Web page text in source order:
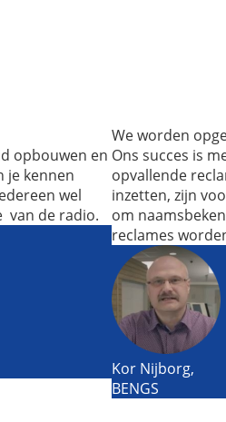
opbouwen en
je kennen
wel
van de radio.
We worden
Ons succes is
opvallende
inzetten, zijn
om
reclames
Kor Nijborg,
BENGS